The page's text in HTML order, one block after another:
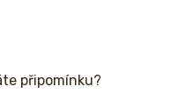
připomínku?